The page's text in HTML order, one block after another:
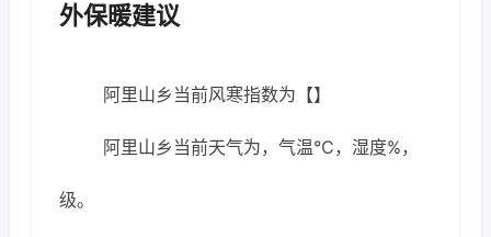
外保暖建议
阿里山乡当前风寒指数为【】
阿里山乡当前天气为，气温℃，湿度%，
级。